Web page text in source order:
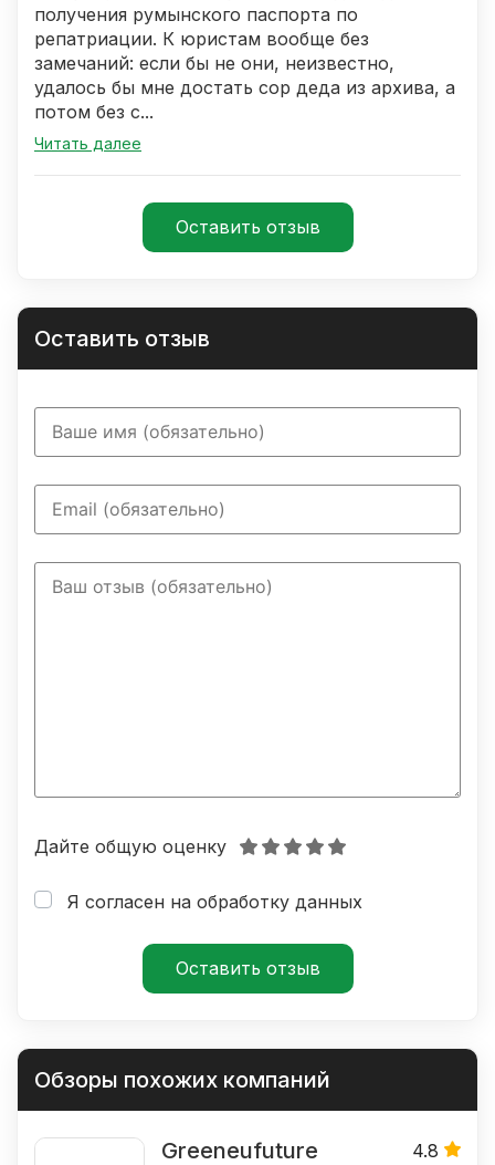
получения румынского паспорта по
репатриации. К юристам вообще без
замечаний: если бы не они, неизвестно,
удалось бы мне достать сор деда из архива, а
потом без с...
Читать далее
Оставить отзыв
Оставить отзыв
Я согласен на обработку данных
Дайте общую оценку
Обзоры похожих компаний
Greeneufuture 4.8